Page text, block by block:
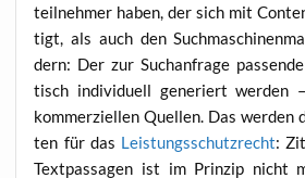
teil­neh­mer haben, der sich mit
tigt, als auch den
dern: Der zur Such­an­fra­ge
tisch indi­vi­du­ell gene­riert wer­den
kom­mer­zi­el­len Quel­len. Das wer­den
ten für das Leis­tungsschutz­recht:
Text­pas­sa­gen ist im Prin­zip nicht